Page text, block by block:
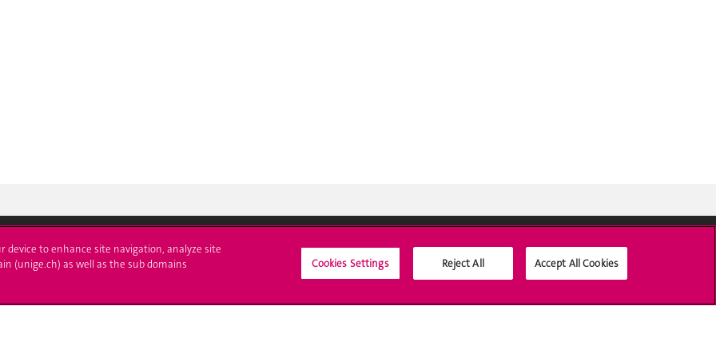
à l'UNIGE L'UNIGE vous informe
UNIGE Mobile
Médias sociaux UNIGE
device to enhance site navigation, analyze site
(unige.ch) as well as the sub domains
Cookies Settings Reject All Accept All Cookies